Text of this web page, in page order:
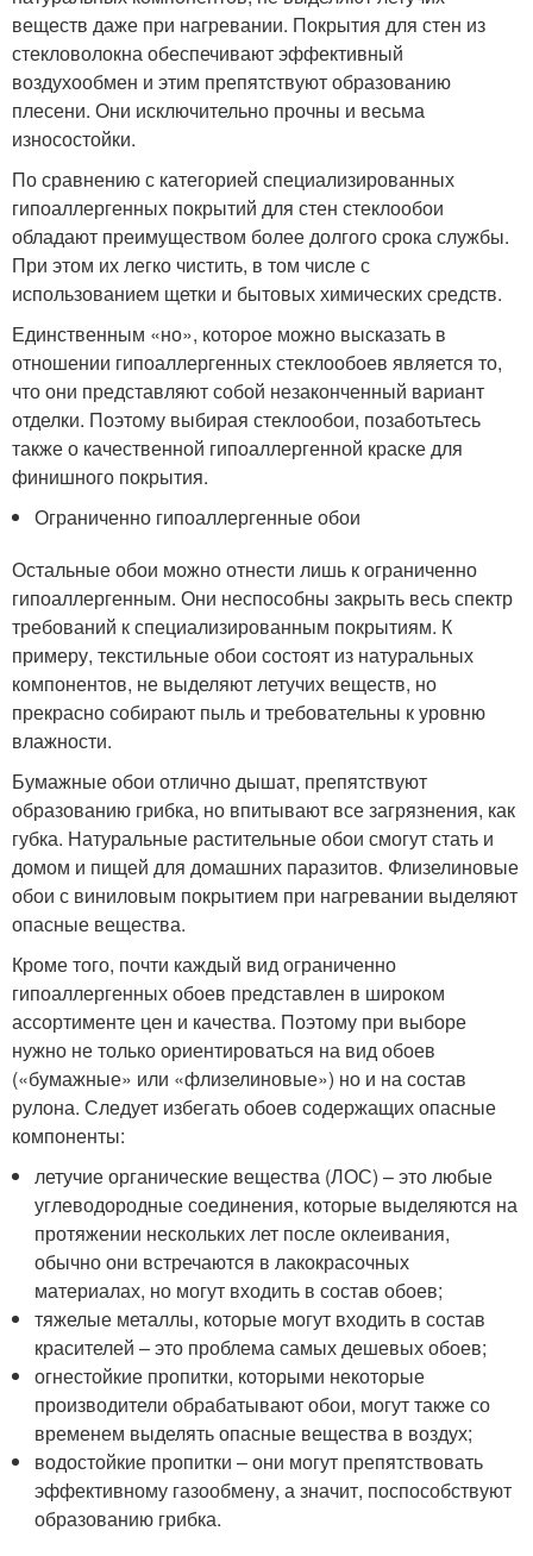
веществ даже при нагревании. Покрытия для стен из
стекловолокна обеспечивают эффективный
воздухообмен и этим препятствуют образованию
плесени. Они исключительно прочны и весьма
износостойки.
По сравнению с категорией специализированных
гипоаллергенных покрытий для стен стеклообои
обладают преимуществом более долгого срока службы.
При этом их легко чистить, в том числе с
использованием щетки и бытовых химических средств.
Единственным «но», которое можно высказать в
отношении гипоаллергенных стеклообоев является то,
что они представляют собой незаконченный вариант
отделки. Поэтому выбирая стеклообои, позаботьтесь
также о качественной гипоаллергенной краске для
финишного покрытия.
Ограниченно гипоаллергенные обои
Остальные обои можно отнести лишь к ограниченно
гипоаллергенным. Они неспособны закрыть весь спектр
требований к специализированным покрытиям. К
примеру, текстильные обои состоят из натуральных
компонентов, не выделяют летучих веществ, но
прекрасно собирают пыль и требовательны к уровню
влажности.
Бумажные обои отлично дышат, препятствуют
образованию грибка, но впитывают все загрязнения, как
губка. Натуральные растительные обои смогут стать и
домом и пищей для домашних паразитов. Флизелиновые
обои с виниловым покрытием при нагревании выделяют
опасные вещества.
Кроме того, почти каждый вид ограниченно
гипоаллергенных обоев представлен в широком
ассортименте цен и качества. Поэтому при выборе
нужно не только ориентироваться на вид обоев
(«бумажные» или «флизелиновые») но и на состав
рулона. Следует избегать обоев содержащих опасные
компоненты:
летучие органические вещества (ЛОС) – это любые
углеводородные соединения, которые выделяются на
протяжении нескольких лет после оклеивания,
обычно они встречаются в лакокрасочных
материалах, но могут входить в состав обоев;
тяжелые металлы, которые могут входить в состав
красителей – это проблема самых дешевых обоев;
огнестойкие пропитки, которыми некоторые
производители обрабатывают обои, могут также со
временем выделять опасные вещества в воздух;
водостойкие пропитки – они могут препятствовать
эффективному газообмену, а значит, поспособствуют
образованию грибка.